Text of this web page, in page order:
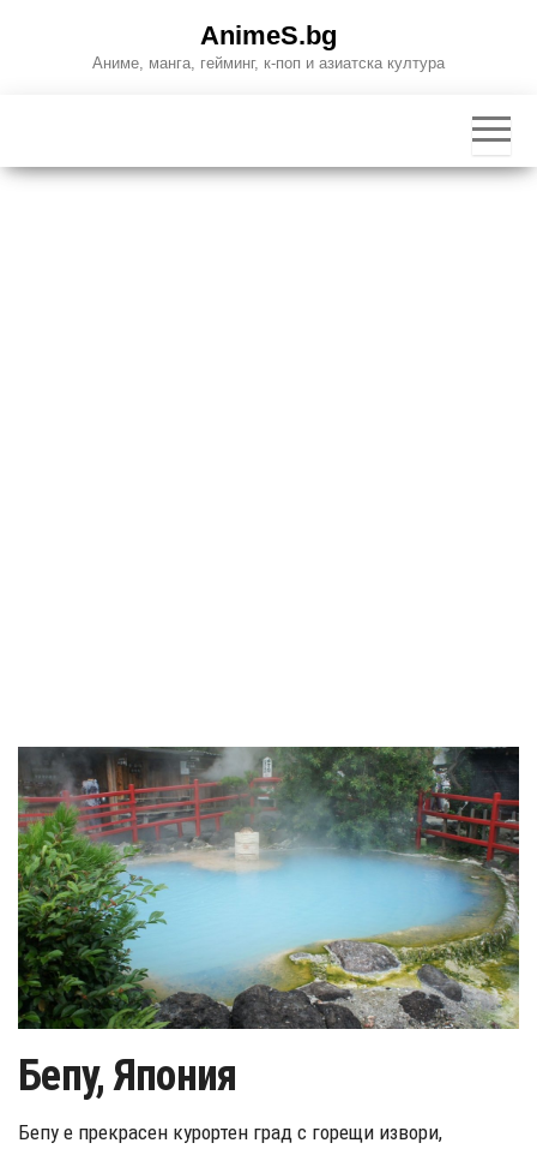
AnimeS.bg
Аниме, манга, гейминг, к-поп и азиатска култура
Бепу, Япония
Бепу е прекрасен курортен град с горещи извори,